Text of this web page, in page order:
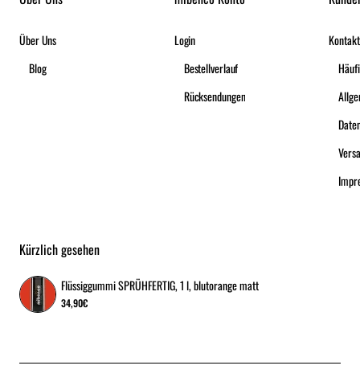
Über Uns
Blog
Login
Bestellverlauf
Rücksendungen
Kontakt
Kürzlich gesehen
Flüssiggummi SPRÜHFERTIG, 1 l, blutorange matt
34,90€